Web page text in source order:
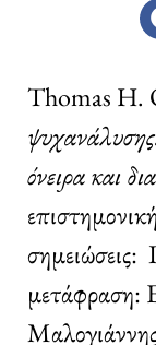
Thomas H.
όνειρα και
σημειώσεις:
μετάφραση: